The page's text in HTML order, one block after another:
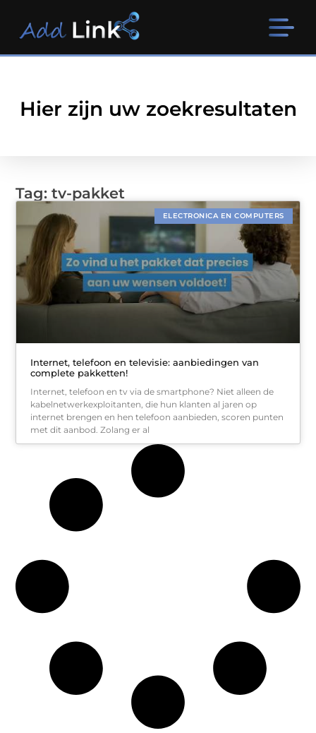
Hier zijn uw zoekresultaten
Tag: tv-pakket
ELECTRONICA EN COMPUTERS
Internet, telefoon en televisie: aanbiedingen van
complete pakketten!
Internet, telefoon en tv via de smartphone? Niet alleen de
kabelnetwerkexploitanten, die hun klanten al jaren op
internet brengen en hen telefoon aanbieden, scoren punten
met dit aanbod. Zolang er al